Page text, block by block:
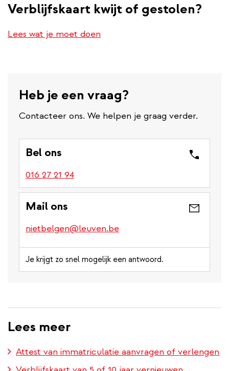
Verblijfskaart kwijt of gestolen?
Lees wat je moet doen
Heb je een vraag?
Contacteer ons. We helpen je graag verder.
Bel ons
016 27 21 94
Mail ons
nietbelgen@leuven.be
Je krijgt zo snel mogelijk een antwoord.
Lees meer
Attest van immatriculatie aanvragen of verlengen